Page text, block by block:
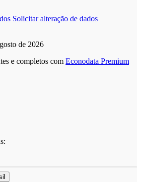
Solicitar alteração de dados
de 2026
e completos com Econodata Premium